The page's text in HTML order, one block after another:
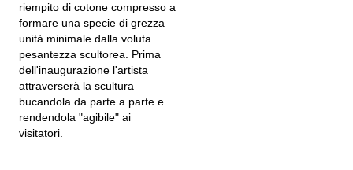
riempito di cotone compresso a
formare una specie di grezza
unità minimale dalla voluta
pesantezza scultorea. Prima
dell'inaugurazione l'artista
attraverserà la scultura
bucandola da parte a parte e
rendendola "agibile" ai
visitatori.